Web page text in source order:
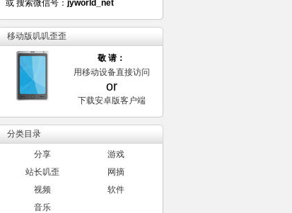
或 搜索微信号： jyworld_net
移动版叽叽歪歪
敬 请：
用移动设备直接访问
or
下载安卓版客户端
分类目录
分享
游戏
站长叽歪
网摘
视频
软件
音乐